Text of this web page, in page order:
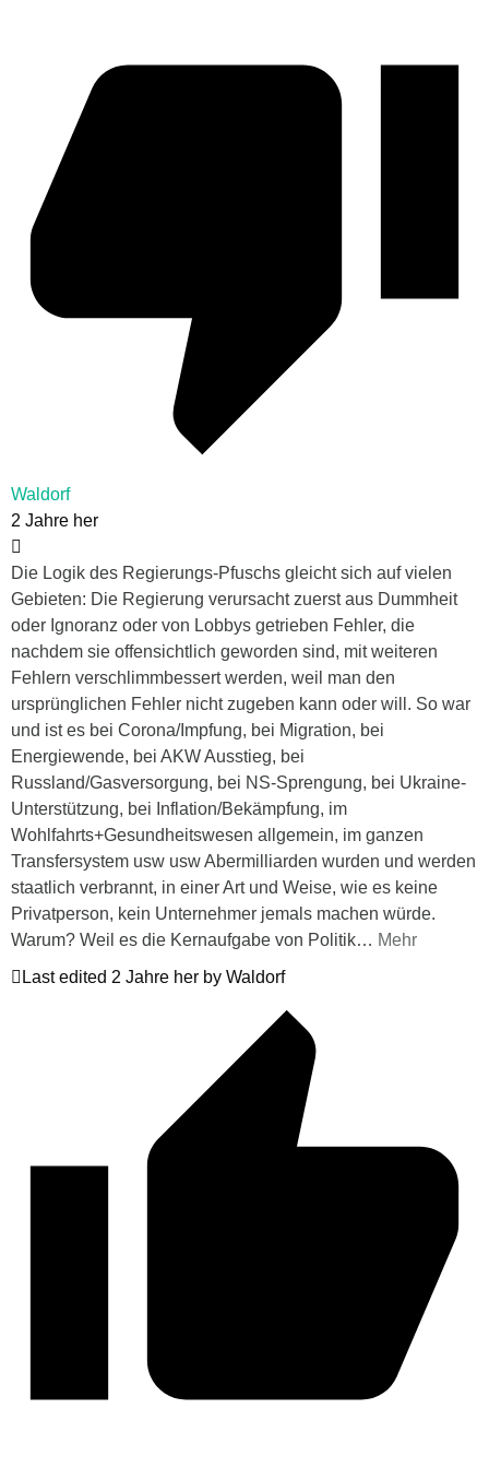
Waldorf
2 Jahre her
Die Logik des Regierungs-Pfuschs gleicht sich auf vielen
Gebieten: Die Regierung verursacht zuerst aus Dummheit
oder Ignoranz oder von Lobbys getrieben Fehler, die
nachdem sie offensichtlich geworden sind, mit weiteren
Fehlern verschlimmbessert werden, weil man den
ursprünglichen Fehler nicht zugeben kann oder will. So war
und ist es bei Corona/Impfung, bei Migration, bei
Energiewende, bei AKW Ausstieg, bei
Russland/Gasversorgung, bei NS-Sprengung, bei Ukraine-
Unterstützung, bei Inflation/Bekämpfung, im
Wohlfahrts+Gesundheitswesen allgemein, im ganzen
Transfersystem usw usw Abermilliarden wurden und werden
staatlich verbrannt, in einer Art und Weise, wie es keine
Privatperson, kein Unternehmer jemals machen würde.
Warum? Weil es die Kernaufgabe von Politik… Mehr
Last edited 2 Jahre her by Waldorf